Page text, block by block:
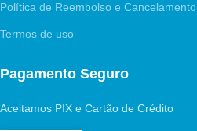
Política de Reembolso e Cancelamento
Termos de uso
Pagamento Seguro
Aceitamos PIX e Cartão de Crédito